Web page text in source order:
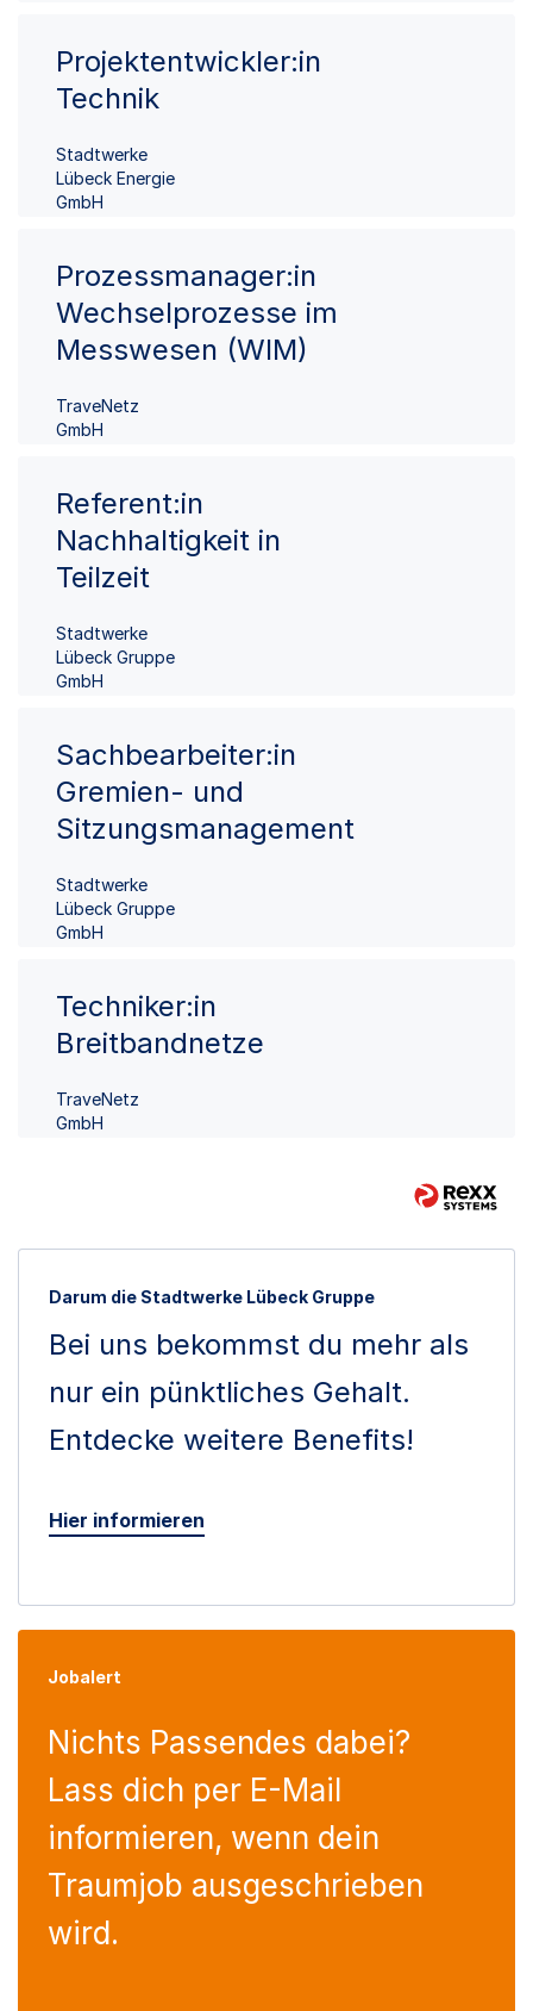
Projektentwickler:in
Technik
Stadtwerke
Lübeck Energie
GmbH
Prozessmanager:in
Wechselprozesse im
Messwesen (WIM)
TraveNetz
GmbH
Referent:in
Nachhaltigkeit in
Teilzeit
Stadtwerke
Lübeck Gruppe
GmbH
Sachbearbeiter:in
Gremien- und
Sitzungsmanagement
Stadtwerke
Lübeck Gruppe
GmbH
Techniker:in
Breitbandnetze
TraveNetz
GmbH
Darum die Stadtwerke Lübeck Gruppe
Bei uns bekommst du mehr als
nur ein pünktliches Gehalt.
Entdecke weitere Benefits!
Hier informieren
Jobalert
Nichts Passendes dabei?
Lass dich per E-Mail
informieren, wenn dein
Traumjob ausgeschrieben
wird.